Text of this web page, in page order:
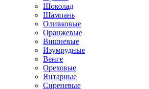
Шоколад
Шампань
Оливковые
Оранжевые
Вишневые
Изумрудные
Венге
Ореховые
Янтарные
Сиреневые